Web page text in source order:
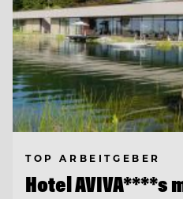
TOP ARBEITGEBER
Hotel AVIVA****s